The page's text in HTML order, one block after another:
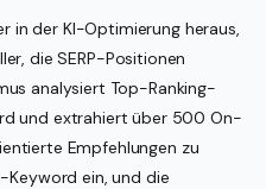
in der KI-Optimierung heraus,
die SERP-Positionen
analysiert Top-Ranking-
und extrahiert über 500 On-
Empfehlungen zu
Keyword ein, und die